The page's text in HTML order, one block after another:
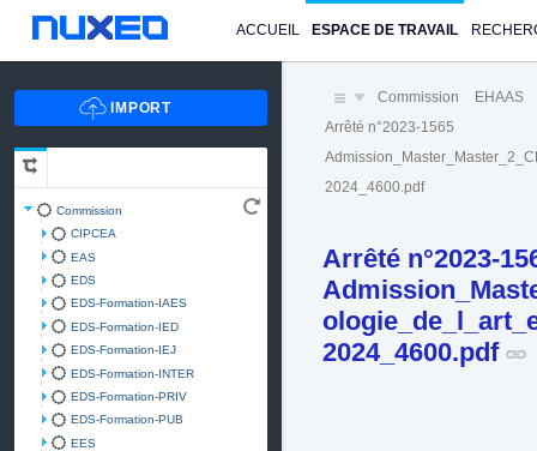
ACCUEIL ESPACE DE TRAVAIL
Commission
CIPCEA
EAS
EDS
EDS-Formation-IAES
EDS-Formation-IED
EDS-Formation-IEJ
EDS-Formation-INTER
EDS-Formation-PRIV
EDS-Formation-PUB
EES
Commission EHAAS
Arrêté n°2023-1565
2024_4600.pdf
Arrêté n°2023-
2024_4600.pdf